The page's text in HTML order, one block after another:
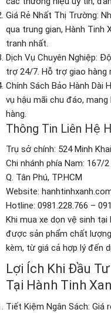
Giá Rẻ Nhất Thị Trường:
qua trung gian, Hành Tinh
tranh nhất.
Dịch Vụ Chuyên Nghiệp:
trợ 24/7. Hỗ trợ giao hàng
Chính Sách Bảo Hành Dài
vụ hậu mãi chu đáo,
hàng.
Thông Tin Liên Hệ
Trụ sở chính: 524 Minh
Chi nhánh phía Nam: 167/
Q. Tân Phú, TP.HCM
Website:
Hotline: 0981.228.766 –
Khi mua xe dọn vệ sinh tại
được sản phẩm chất
kèm, từ giá cả hợp lý đến
Lợi Ích Khi Đầu
Tại Hành Tinh
Tiết Kiệm Ngân Sách: